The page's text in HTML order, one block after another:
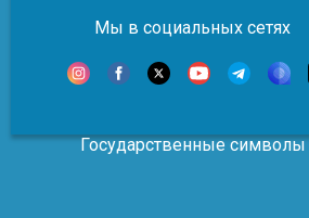
Мы в социальных сетях
Государственные символы